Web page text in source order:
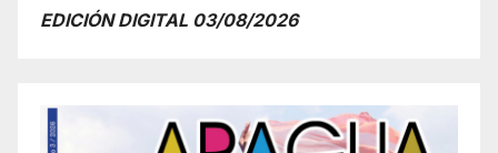
EDICIÓN DIGITAL 03/08/2026